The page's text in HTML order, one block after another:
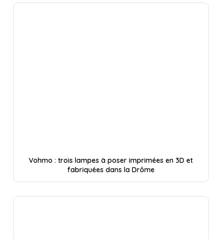
Vohmo : trois lampes à poser imprimées en 3D et
fabriquées dans la Drôme